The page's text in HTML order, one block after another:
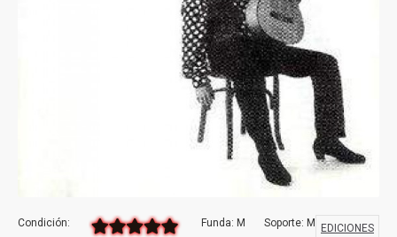
Condición: Funda: M Soporte: M
EDICIONES